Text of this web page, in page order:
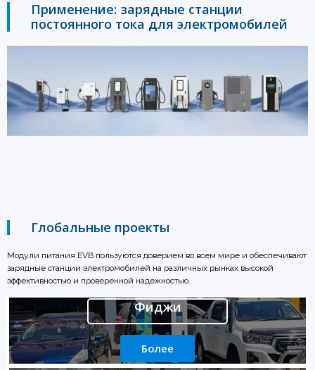
Применение: зарядные станции
постоянного тока для электромобилей
Глобальные проекты
Модули питания EVB пользуются доверием во всем мире и обеспечивают
зарядные станции электромобилей на различных рынках высокой
эффективностью и проверенной надежностью.
Фиджи
Более